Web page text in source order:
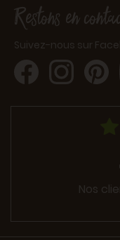
Restons en
Suivez-nous sur
Nos